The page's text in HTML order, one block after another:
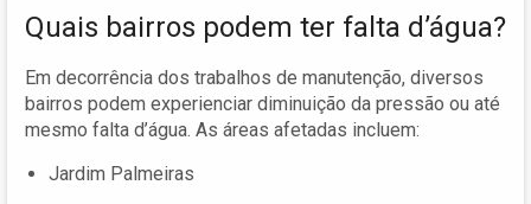
Quais bairros podem ter falta d’água?
Em decorrência dos trabalhos de manutenção, diversos
bairros podem experienciar diminuição da pressão ou até
mesmo falta d’água. As áreas afetadas incluem:
Jardim Palmeiras